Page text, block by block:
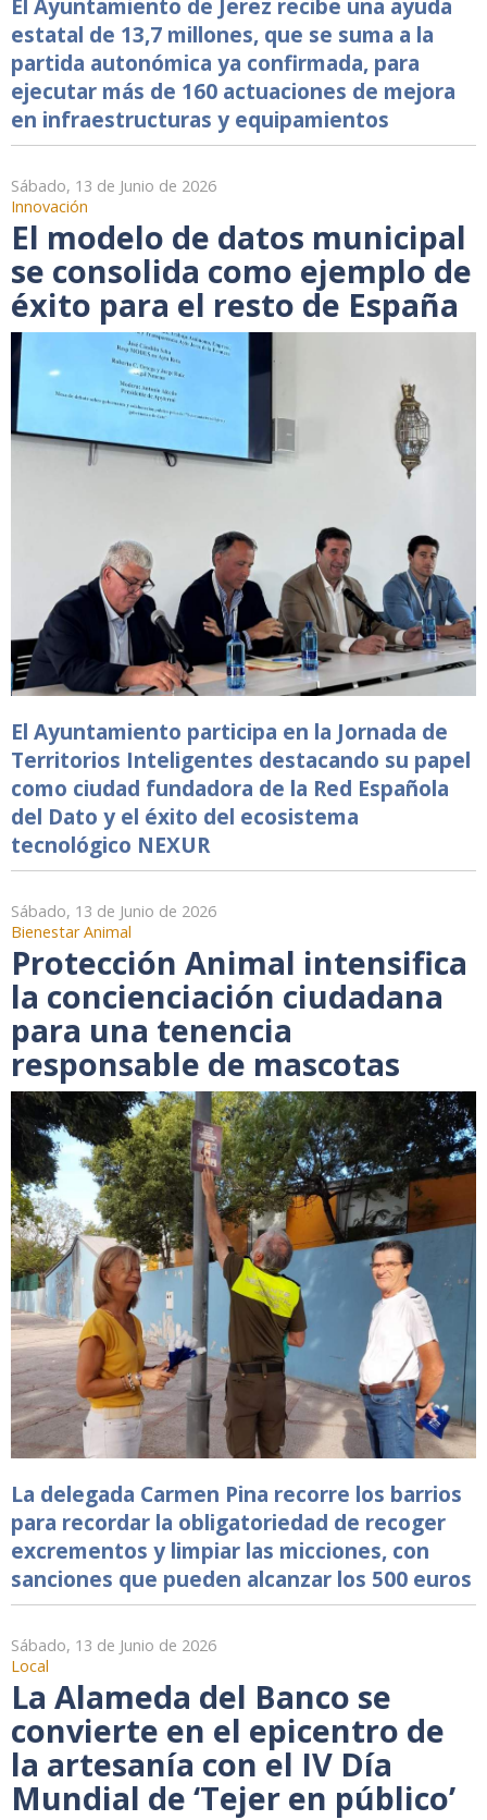
El Ayuntamiento de Jerez recibe una ayuda
estatal de 13,7 millones, que se suma a la
partida autonómica ya confirmada, para
ejecutar más de 160 actuaciones de mejora
en infraestructuras y equipamientos
Sábado, 13 de Junio de 2026
Innovación
El modelo de datos municipal
se consolida como ejemplo de
éxito para el resto de España
El Ayuntamiento participa en la Jornada de
Territorios Inteligentes destacando su papel
como ciudad fundadora de la Red Española
del Dato y el éxito del ecosistema
tecnológico NEXUR
Sábado, 13 de Junio de 2026
Bienestar Animal
Protección Animal intensifica
la concienciación ciudadana
para una tenencia
responsable de mascotas
La delegada Carmen Pina recorre los barrios
para recordar la obligatoriedad de recoger
excrementos y limpiar las micciones, con
sanciones que pueden alcanzar los 500 euros
Sábado, 13 de Junio de 2026
Local
La Alameda del Banco se
convierte en el epicentro de
la artesanía con el IV Día
Mundial de ‘Tejer en público’